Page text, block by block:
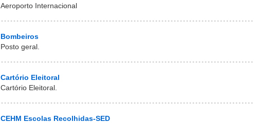
Aeroporto Internacional
Bombeiros
Posto geral.
Cartório Eleitoral
Cartório Eleitoral.
CEHM Escolas Recolhidas-SED